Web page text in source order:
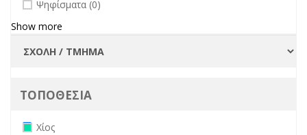
Ψηφίσματα (0)
Show more
ΤΟΠΟΘΕΣΙΑ
Remove Χίος filter
Χίος